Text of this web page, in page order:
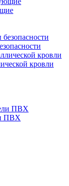
кровли
ПВХ